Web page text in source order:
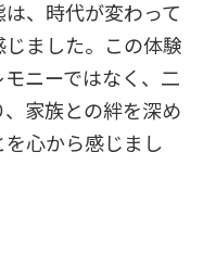
、時代が変わって
ました。この体験
ニーではなく、二
家族との絆を深め
心から感じまし